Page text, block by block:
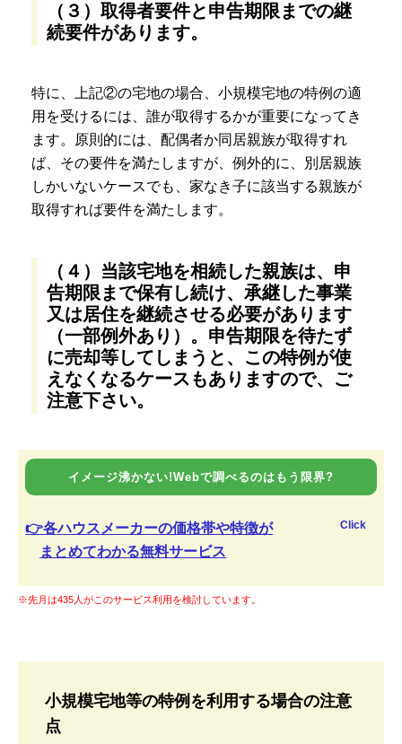
（３）取得者要件と申告期限までの継
続要件があります。
特に、上記②の宅地の場合、小規模宅地の特例の適
用を受けるには、誰が取得するかが重要になってき
ます。原則的には、配偶者か同居親族が取得すれ
ば、その要件を満たしますが、例外的に、別居親族
しかいないケースでも、家なき子に該当する親族が
取得すれば要件を満たします。
（４）当該宅地を相続した親族は、申
告期限まで保有し続け、承継した事業
又は居住を継続させる必要があります
（一部例外あり）。申告期限を待たず
に売却等してしまうと、この特例が使
えなくなるケースもありますので、ご
注意下さい。
イメージ沸かない!Webで調べるのはもう限界?
👉各ハウスメーカーの価格帯や特徴が
まとめてわかる無料サービス
Click
※先月は435人がこのサービス利用を検討しています。
小規模宅地等の特例を利用する場合の注意
点